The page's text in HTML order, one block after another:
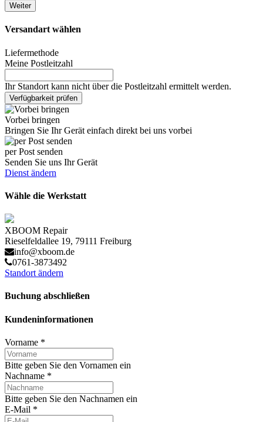
Weiter
Versandart wählen
Liefermethode
Meine Postleitzahl
Ihr Standort kann nicht über die Postleitzahl ermittelt werden.
Verfügbarkeit prüfen
Vorbei bringen
Bringen Sie Ihr Gerät einfach direkt bei uns vorbei
per Post senden
Senden Sie uns Ihr Gerät
Dienst ändern
Wähle die Werkstatt
XBOOM Repair
Rieselfeldallee 19, 79111 Freiburg
info@xboom.de
0761-3873492
Standort ändern
Buchung abschließen
Kundeninformationen
Vorname *
Bitte geben Sie den Vornamen ein
Nachname *
Bitte geben Sie den Nachnamen ein
E-Mail *